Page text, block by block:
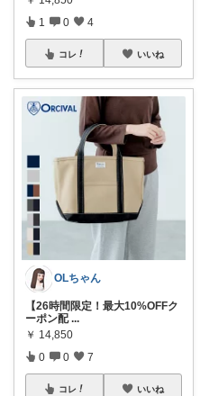
1 0 4
コレ いいね
OLちゃん
【26時間限定！最大10%OFFク
ーポン配 ...
￥ 14,850
0 0 7
コレ いいね